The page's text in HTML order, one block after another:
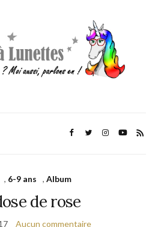
, 6-9 ans , Album
de rose
Aucun commentaire